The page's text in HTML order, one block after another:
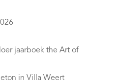
jaarboek the Art of
in Villa Weert